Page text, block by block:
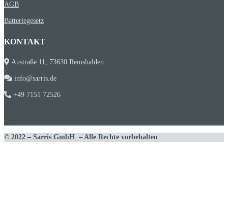
AGB
Batteriegesetz
KONTAKT
Austraße 11, 73630 Remshalden
info@sarris.de
+49 7151 72526
© 2022 – Sarris GmbH – Alle Rechte vorbehalten